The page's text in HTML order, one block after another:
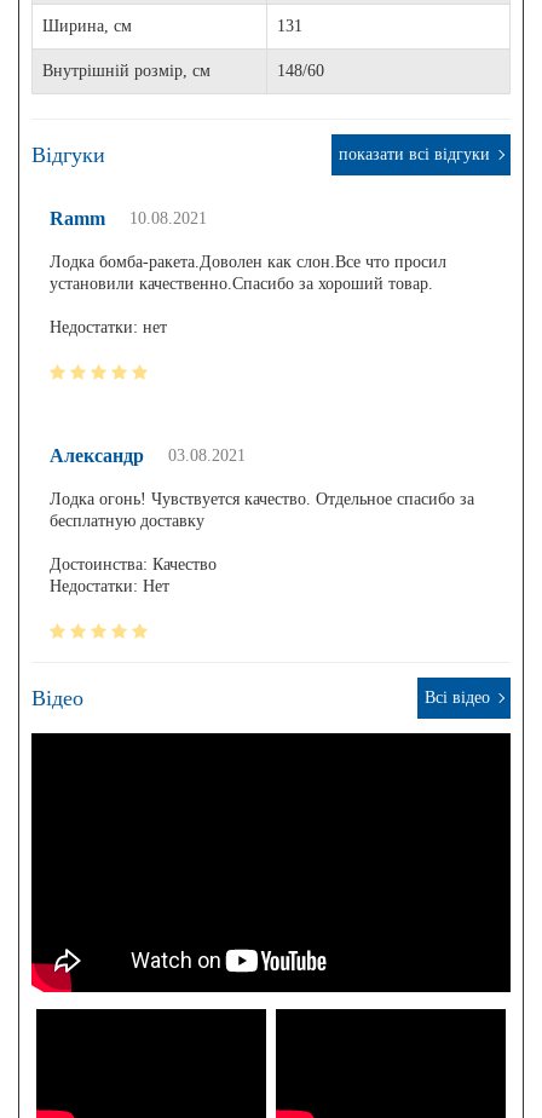
Ширина, см 131
Внутрішній розмір, см 148/60
Відгуки показати всі відгуки
Ramm 10.08.2021
Лодка бомба-ракета.Доволен как слон.Все что просил
установили качественно.Спасибо за хороший товар.
Недостатки: нет
Александр 03.08.2021
Лодка огонь! Чувствуется качество. Отдельное спасибо за
бесплатную доставку
Достоинства: Качество
Недостатки: Нет
Відео Всі відео